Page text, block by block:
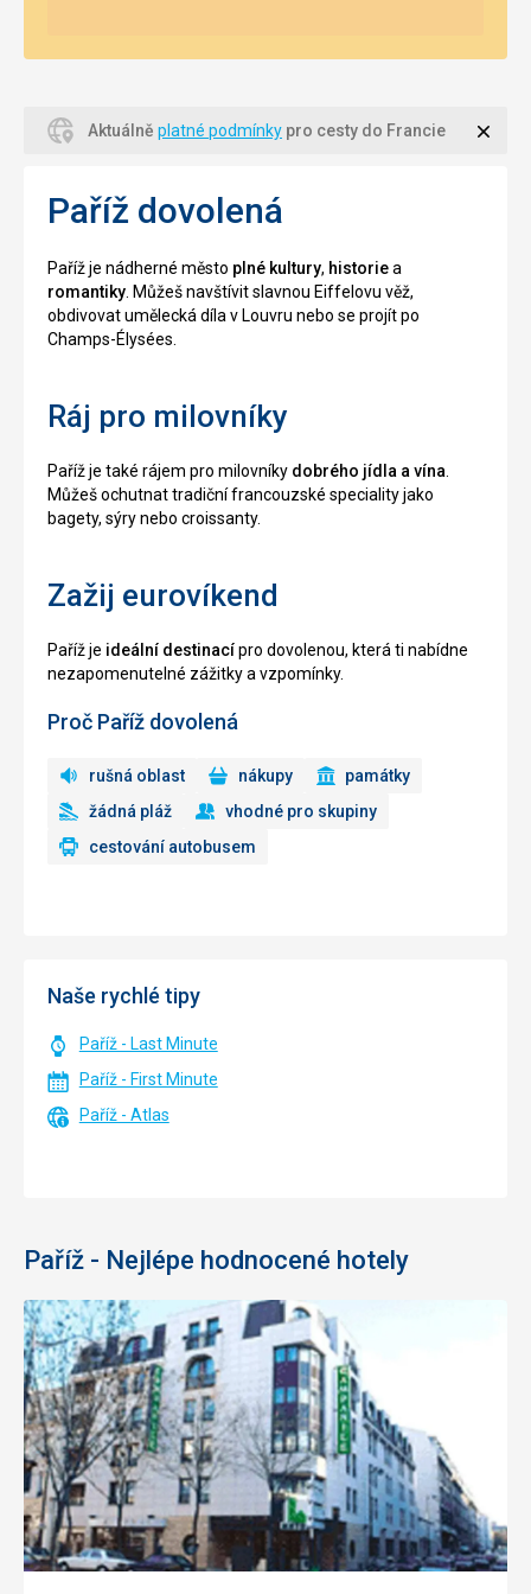
Aktuálně platné podmínky pro cesty do Francie
Paříž dovolená
Paříž je nádherné město plné kultury, historiea
romantiky . Můžeš navštívit slavnou Eiffelovu věž,
obdivovat umělecká díla v Louvru nebo se projít po
Champs-Élysées.
Ráj pro milovníky
Paříž je také rájem pro milovníky dobrého jídla a vína
Můžeš ochutnat tradiční francouzské speciality jako
bagety, sýry nebo croissanty.
Zažij eurovíkend
Paříž je ideální destinacípro dovolenou, která ti nabídne
nezapomenutelné zážitky a vzpomínky.
Proč Paříž dovolená
rušná oblast nákupy
památky
žádná pláž
vhodné pro skupiny
cestování autobusem
Naše rychlé tipy
Paříž - Last Minute
Paříž - First Minute
Paříž - Atlas
Paříž - Nejlépe hodnocené hotely